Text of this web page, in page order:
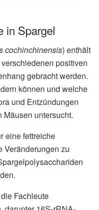
in Spargel
cochinchinensis) enthält
positiven
gebracht werden.
können und welche
und Entzündungen
Mäusen untersucht.
eine fettreiche
Veränderungen zu
Fachleute